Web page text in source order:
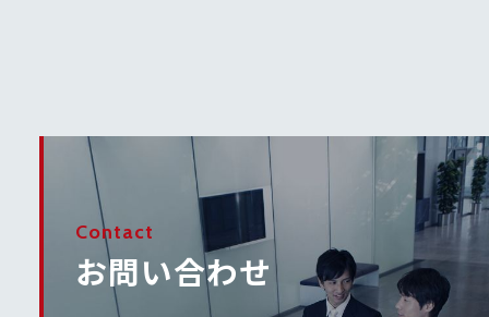
Contact
お問い合わせ